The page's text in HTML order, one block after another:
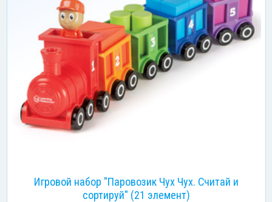
Игровой набор "Паровозик Чух Чух. Считай и
сортируй" (21 элемент)